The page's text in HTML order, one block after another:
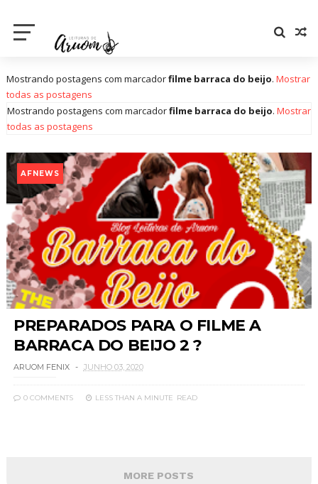
Mostrando postagens com marcadorfilme barraca do beijo. Mostrar
todas as postagens
Mostrando postagens com marcadorfilme barraca do beijo. Mostrar
todas as postagens
AFNEWS
PREPARADOS PARA O FILME A
BARRACA DO BEIJO 2 ?
ARUOM FENIX JUNHO 03, 2020
0 COMMENTS LESS THAN A MINUTE READ
MORE POSTS